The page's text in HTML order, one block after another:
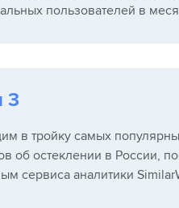
пользователей в
3
в тройку самых
об остеклении в России, по
сервиса аналитики